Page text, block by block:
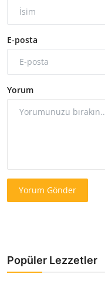
E-posta
Yorum
Yorum Gönder
Popüler Lezzetler